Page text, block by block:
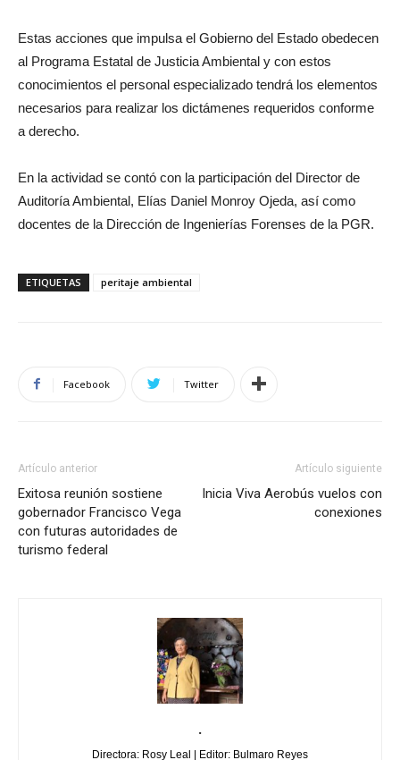
Estas acciones que impulsa el Gobierno del Estado obedecen
al Programa Estatal de Justicia Ambiental y con estos
conocimientos el personal especializado tendrá los elementos
necesarios para realizar los dictámenes requeridos conforme
a derecho.
En la actividad se contó con la participación del Director de
Auditoría Ambiental, Elías Daniel Monroy Ojeda, así como
docentes de la Dirección de Ingenierías Forenses de la PGR.
ETIQUETAS peritaje ambiental
Facebook Twitter
Artículo anterior
Exitosa reunión sostiene
gobernador Francisco Vega
con futuras autoridades de
turismo federal
Artículo siguiente
Inicia Viva Aerobús vuelos con
conexiones
.
Directora: Rosy Leal | Editor: Bulmaro Reyes